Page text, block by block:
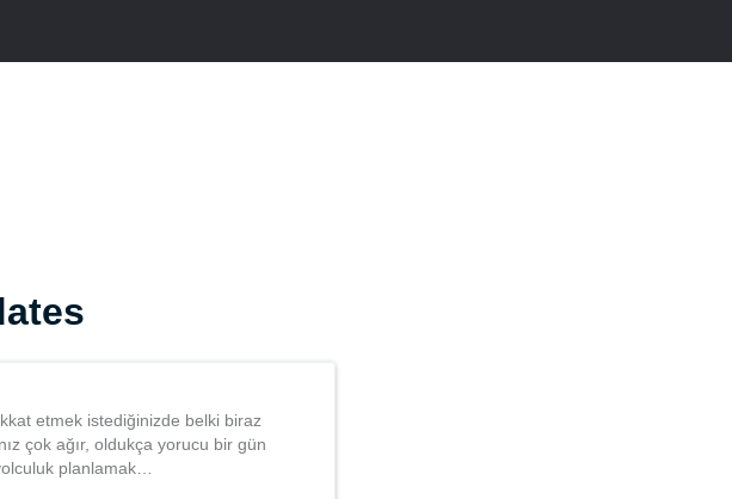
etmek istediğinizde belki biraz
çok ağır, oldukça yorucu bir gün
planlamak…